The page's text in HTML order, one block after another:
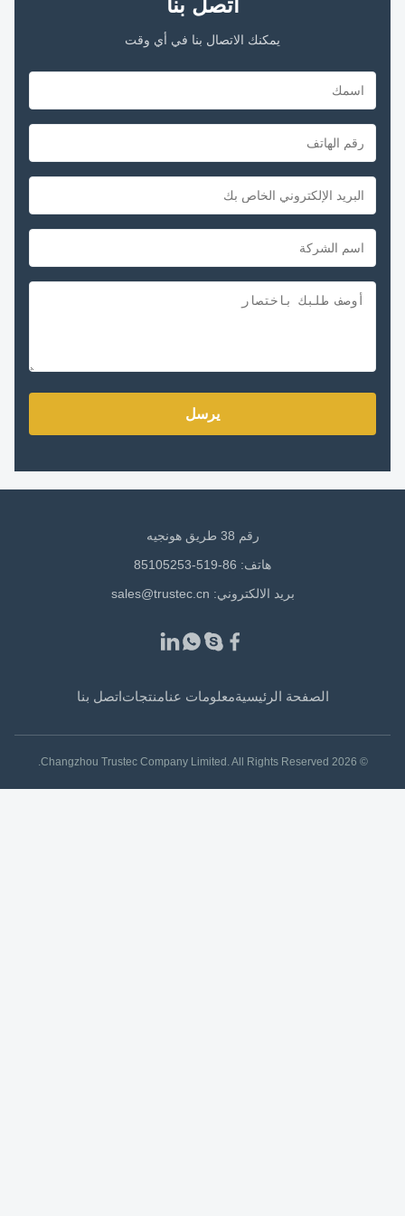
اتصل بنا
يمكنك الاتصال بنا في أي وقت
يرسل
هاتف: 86-519-85105253
بريد الالكتروني: sales@trustec.cn
الصفحة الرئيسيةمعلومات عنامنتجاتاتصل بنا